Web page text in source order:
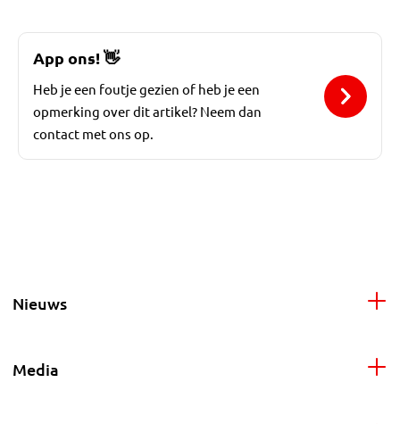
App ons!👋
Heb je een foutje gezien of heb je een
opmerking over dit artikel? Neem dan
contact met ons op.
Nieuws
Media